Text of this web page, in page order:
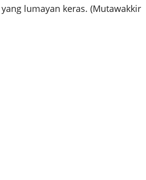
lumayan keras. (Mutawakkir